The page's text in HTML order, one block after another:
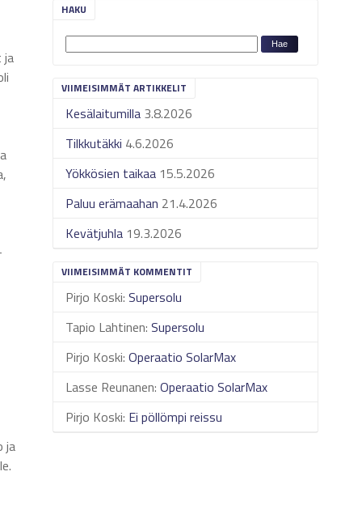
HAKU
VIIMEISIMMÄT ARTIKKELIT
Kesälaitumilla 3.8.2026
Tilkkutäkki 4.6.2026
Yökkösien taikaa 15.5.2026
Paluu erämaahan 21.4.2026
Kevätjuhla 19.3.2026
VIIMEISIMMÄT KOMMENTIT
Pirjo Koski:Supersolu
Tapio Lahtinen:Supersolu
Pirjo Koski:Operaatio SolarMax
Lasse Reunanen:Operaatio SolarMax
Pirjo Koski: Ei pöllömpi reissu
ja
ja